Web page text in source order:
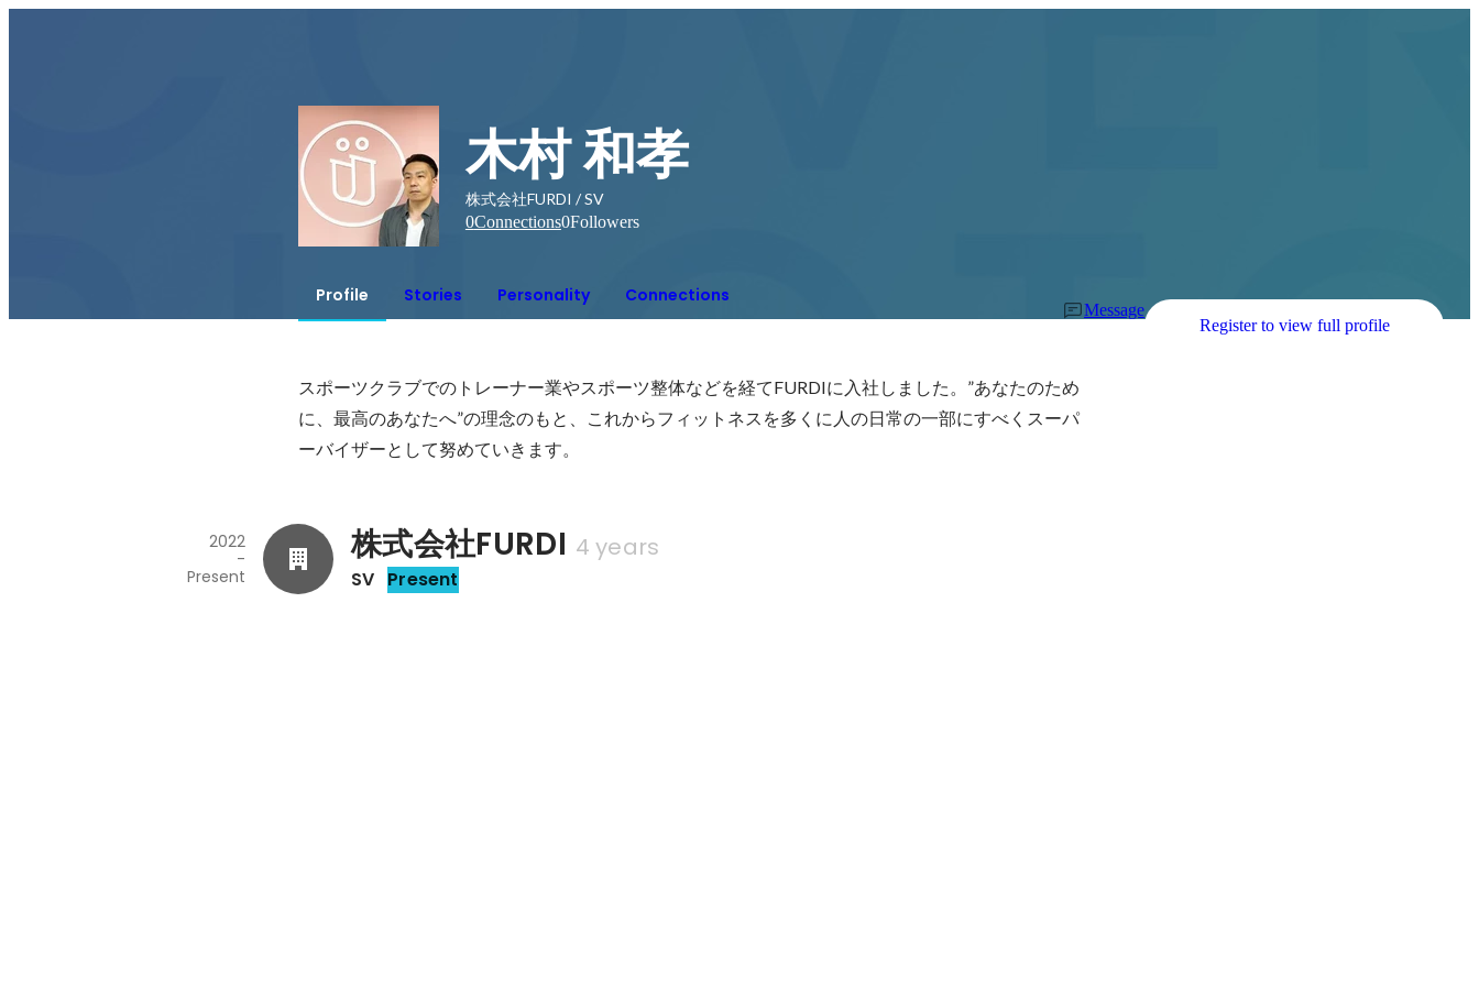
木村 和孝
株式会社FURDI / SV
0Connections0Followers
Profile Stories Personality Connections
Message
Register to view full profile
スポーツクラブでのトレーナー業やスポーツ整体などを経てFURDIに入社しました。”あなたのため
に、最高のあなたへ”の理念のもと、これからフィットネスを多くに人の日常の一部にすべくスーパ
ーバイザーとして努めていきます。
株式会社FURDI 4 years
SV Present
2022
-
Present